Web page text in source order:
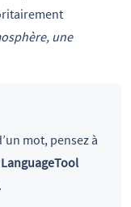
une
mot, pensez à